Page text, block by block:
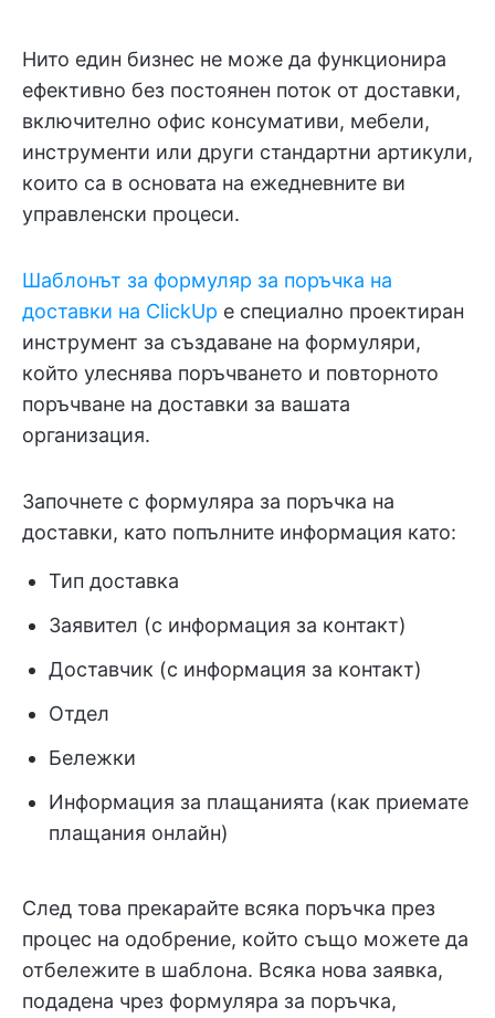
Нито един бизнес не може да функционира
ефективно без постоянен поток от доставки,
включително офис консумативи, мебели,
инструменти или други стандартни артикули,
които са в основата на ежедневните ви
управленски процеси.
Шаблонът за формуляр за поръчка на
доставки на ClickUp е специално проектиран
инструмент за създаване на формуляри,
който улеснява поръчването и повторното
поръчване на доставки за вашата
организация.
Започнете с формуляра за поръчка на
доставки, като попълните информация като:
Тип доставка
Заявител (с информация за контакт)
Доставчик (с информация за контакт)
Отдел
Бележки
Информация за плащанията (как приемате
плащания онлайн)
След това прекарайте всяка поръчка през
процес на одобрение, който също можете да
отбележите в шаблона. Всяка нова заявка,
подадена чрез формуляра за поръчка,